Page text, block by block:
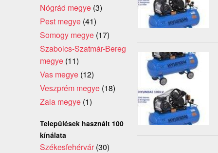
Nógrád megye (3)
Pest megye (41)
Somogy megye (17)
Szabolcs-Szatmár-Bereg
megye (11)
Vas megye (12)
Veszprém megye (18)
Zala megye (1)
Települések használt 100
kínálata
Székesfehérvár (30)